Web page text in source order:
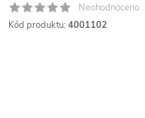
Neohodnoceno
Kód produktu: 4001102